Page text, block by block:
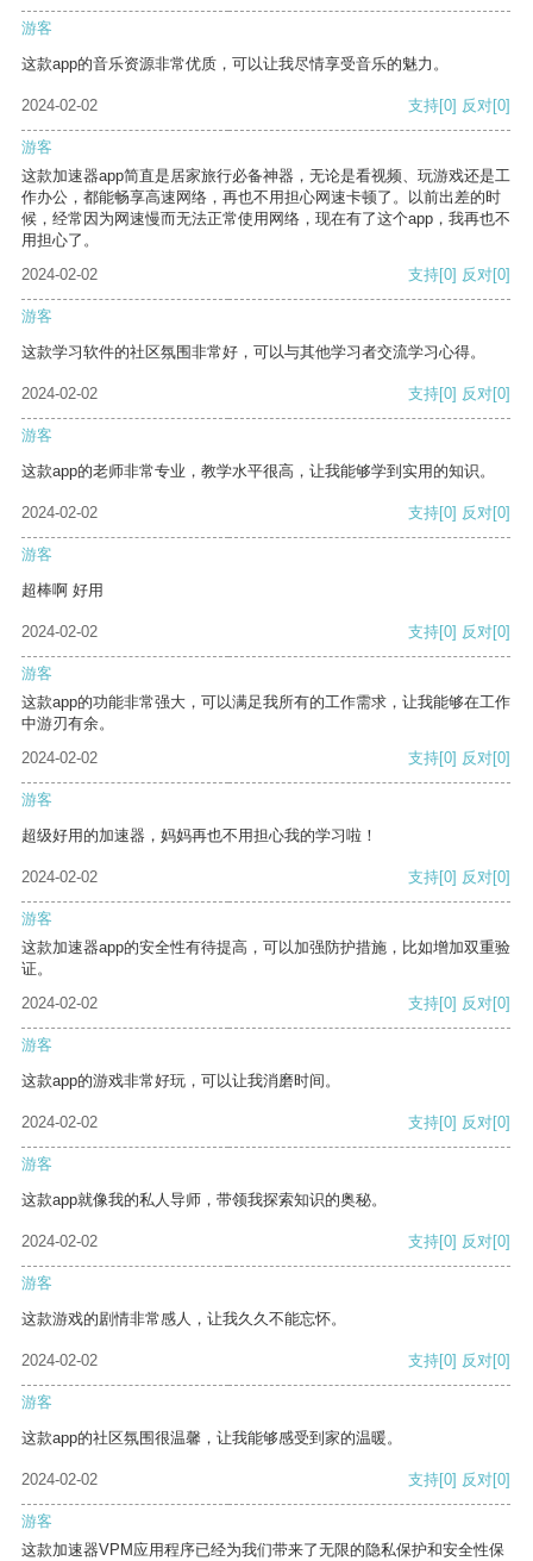
游客
这款app的音乐资源非常优质，可以让我尽情享受音乐的魅力。
2024-02-02 支持[0] 反对[0]
游客
这款加速器app简直是居家旅行必备神器，无论是看视频、玩游戏还是工
作办公，都能畅享高速网络，再也不用担心网速卡顿了。以前出差的时
候，经常因为网速慢而无法正常使用网络，现在有了这个app，我再也不
用担心了。
2024-02-02
支持[0] 反对[0]
游客
这款学习软件的社区氛围非常好，可以与其他学习者交流学习心得。
2024-02-02 支持[0] 反对[0]
游客
这款app的老师非常专业，教学水平很高，让我能够学到实用的知识。
2024-02-02 支持[0] 反对[0]
游客
超棒啊 好用
2024-02-02 支持[0] 反对[0]
游客
这款app的功能非常强大，可以满足我所有的工作需求，让我能够在工作
中游刃有余。
2024-02-02
支持[0] 反对[0]
游客
超级好用的加速器，妈妈再也不用担心我的学习啦！
2024-02-02 支持[0] 反对[0]
游客
这款加速器app的安全性有待提高，可以加强防护措施，比如增加双重验
证。
2024-02-02
支持[0] 反对[0]
游客
这款app的游戏非常好玩，可以让我消磨时间。
2024-02-02 支持[0] 反对[0]
游客
这款app就像我的私人导师，带领我探索知识的奥秘。
2024-02-02 支持[0] 反对[0]
游客
这款游戏的剧情非常感人，让我久久不能忘怀。
2024-02-02 支持[0] 反对[0]
游客
这款app的社区氛围很温馨，让我能够感受到家的温暖。
2024-02-02 支持[0] 反对[0]
游客
这款加速器VPM应用程序已经为我们带来了无限的隐私保护和安全性保